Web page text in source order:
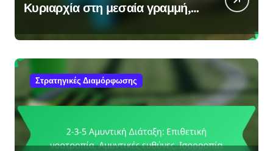
Κυριαρχία στη μεσαία γραμμή,
Αμυντική κάλυψη, Ευελιξία
Στρατηγικές Διαμόρφωσης